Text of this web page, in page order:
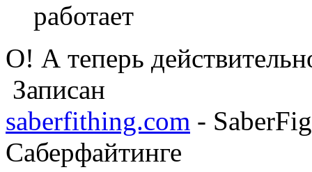
работает
О! А теперь
Записан
saberfithing.com -
Саберфайтинге